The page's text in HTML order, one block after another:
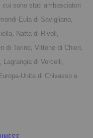
cui sono stati ambasciatori
Eula di Savigliano,
Natta di Rivoli,
di Torino, Vittone di Chieri,
di Vercelli,
Unita di Chivasso e